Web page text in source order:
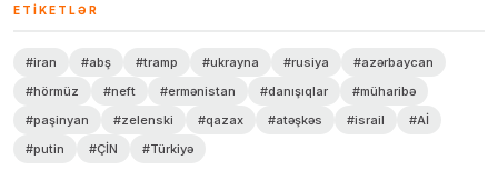
ETIKETLƏR
#iran #abş #tramp #ukrayna #rusiya
#azərbaycan
#hörmüz
#neft #ermənistan #danışıqlar
#müharibə
#paşinyan
#zelenski #qazax #atəşkəs #israil
#Aİ
#putin
#ÇİN #Türkiyə